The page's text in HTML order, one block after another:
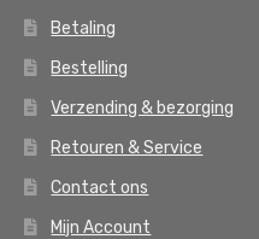
Betaling
Bestelling
Verzending & bezorging
Retouren & Service
Contact ons
Mijn Account